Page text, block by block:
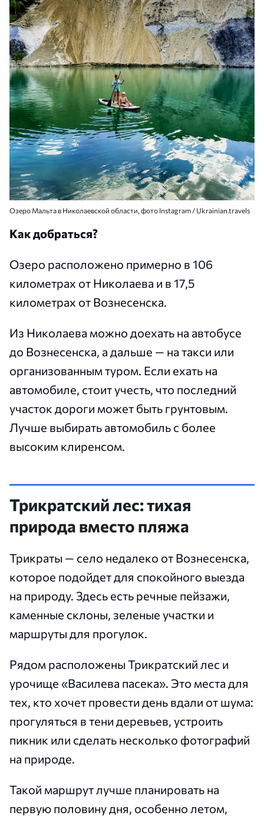
Озеро Мальта в Николаевской области, фото Instagram / Ukrainian.travels
Как добраться?
Озеро расположено примерно в 106
километрах от Николаева и в 17,5
километрах от Вознесенска.
Из Николаева можно доехать на автобусе
до Вознесенска, а дальше — на такси или
организованным туром. Если ехать на
автомобиле, стоит учесть, что последний
участок дороги может быть грунтовым.
Лучше выбирать автомобиль с более
высоким клиренсом.
Трикратский лес: тихая
природа вместо пляжа
Трикраты — село недалеко от Вознесенска,
которое подойдет для спокойного выезда
на природу. Здесь есть речные пейзажи,
каменные склоны, зеленые участки и
маршруты для прогулок.
Рядом расположены Трикратский лес и
урочище «Василева пасека». Это места для
тех, кто хочет провести день вдали от шума:
прогуляться в тени деревьев, устроить
пикник или сделать несколько фотографий
на природе.
Такой маршрут лучше планировать на
первую половину дня, особенно летом,